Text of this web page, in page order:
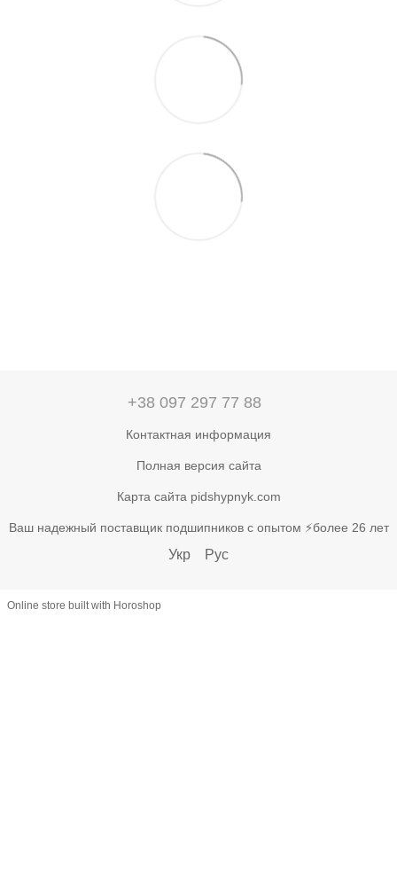
+38 097 297 77 88
Контактная информация
Полная версия сайта
Карта сайта pidshypnyk.com
Ваш надежный поставщик подшипников с опытом ⚡более 26 лет
Укр Рус
Online store built with Horoshop